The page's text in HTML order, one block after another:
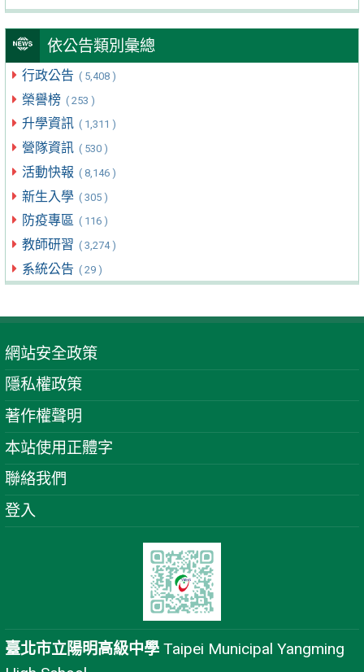
依公告類別彙總
行政公告 ( 5,408 )
榮譽榜 ( 253 )
升學資訊 ( 1,311 )
營隊資訊 ( 530 )
活動快報 ( 8,146 )
新生入學 ( 305 )
防疫專區 ( 116 )
教師研習 ( 3,274 )
系統公告 ( 29 )
網站安全政策
隱私權政策
著作權聲明
本站使用正體字
聯絡我們
登入
臺北市立陽明高級中學 Taipei Municipal Yangming